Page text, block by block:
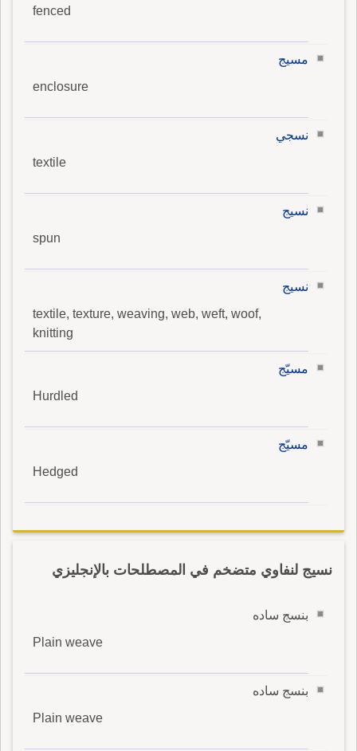
fenced
مسيج
enclosure
نسجي
textile
نسيج
spun
نسيج
textile, texture, weaving, web, weft, woof,
knitting
مسيّج
Hurdled
مسيّج
Hedged
نسيج لنفاوي متضخم في المصطلحات بالإنجليزي
بنسج ساده
Plain weave
بنسج ساده
Plain weave